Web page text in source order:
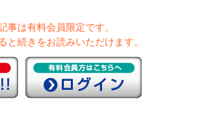
事は有料会員限定です。
と続きをお読みいただけます。